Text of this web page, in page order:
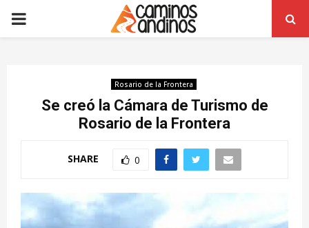
PRIMARY
Rosario de la Frontera
Se creó la Cámara de Turismo de
Rosario de la Frontera
SHARE 0